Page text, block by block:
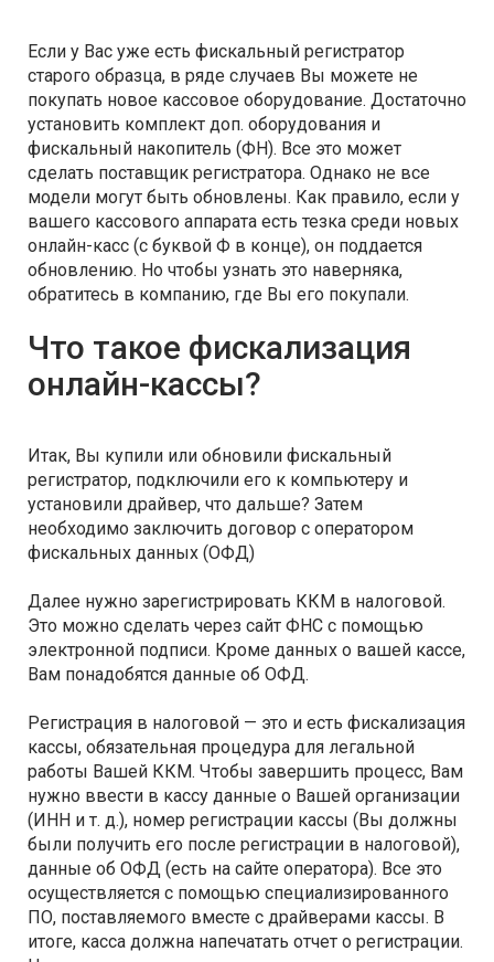
Если у Вас уже есть фискальный регистратор
старого образца, в ряде случаев Вы можете не
покупать новое кассовое оборудование. Достаточно
установить комплект доп. оборудования и
фискальный накопитель (ФН). Все это может
сделать поставщик регистратора. Однако не все
модели могут быть обновлены. Как правило, если у
вашего кассового аппарата есть тезка среди новых
онлайн-касс (с буквой Ф в конце), он поддается
обновлению. Но чтобы узнать это наверняка,
обратитесь в компанию, где Вы его покупали.
Что такое фискализация
онлайн-кассы?
Итак, Вы купили или обновили фискальный
регистратор, подключили его к компьютеру и
установили драйвер, что дальше? Затем
необходимо заключить договор с оператором
фискальных данных (ОФД)
Далее нужно зарегистрировать ККМ в налоговой.
Это можно сделать через сайт ФНС с помощью
электронной подписи. Кроме данных о вашей кассе,
Вам понадобятся данные об ОФД.
Регистрация в налоговой — это и есть фискализация
кассы, обязательная процедура для легальной
работы Вашей ККМ. Чтобы завершить процесс, Вам
нужно ввести в кассу данные о Вашей организации
(ИНН и т. д.), номер регистрации кассы (Вы должны
были получить его после регистрации в налоговой),
данные об ОФД (есть на сайте оператора). Все это
осуществляется с помощью специализированного
ПО, поставляемого вместе с драйверами кассы. В
итоге, касса должна напечатать отчет о регистрации.